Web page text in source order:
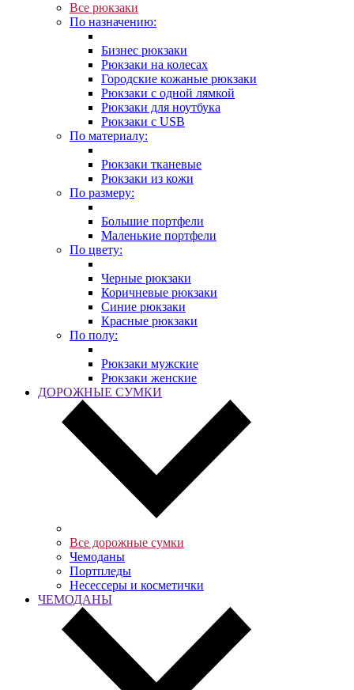
Все рюкзаки
По назначению:
Бизнес рюкзаки
Рюкзаки на колесах
Городские кожаные рюкзаки
Рюкзаки с одной лямкой
Рюкзаки для ноутбука
Рюкзаки с USB
По материалу:
Рюкзаки тканевые
Рюкзаки из кожи
По размеру:
Большие портфели
Маленькие портфели
По цвету:
Черные рюкзаки
Коричневые рюкзаки
Синие рюкзаки
Красные рюкзаки
По полу:
Рюкзаки мужские
Рюкзаки женские
ДОРОЖНЫЕ СУМКИ
Все дорожные сумки
Чемоданы
Портпледы
Несессеры и косметички
ЧЕМОДАНЫ